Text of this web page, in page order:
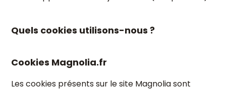
Quels cookies utilisons-nous ?
Cookies Magnolia.fr
Les cookies présents sur le site Magnolia sont